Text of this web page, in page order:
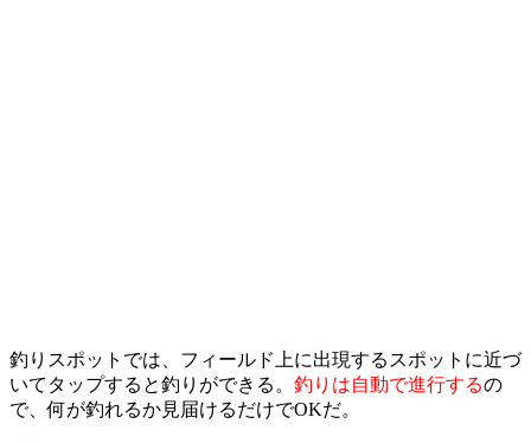
釣りスポットでは、フィールド上に出現するスポットに近づ
いてタップすると釣りができる。 釣りは自動で進行するの
で、何が釣れるか見届けるだけでOKだ。